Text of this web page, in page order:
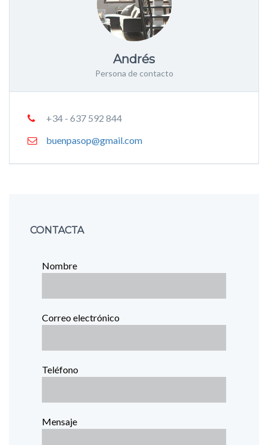
Andrés
Persona de contacto
+34 - 637 592 844
buenpasop@gmail.com
CONTACTA
Nombre
Correo electrónico
Teléfono
Mensaje